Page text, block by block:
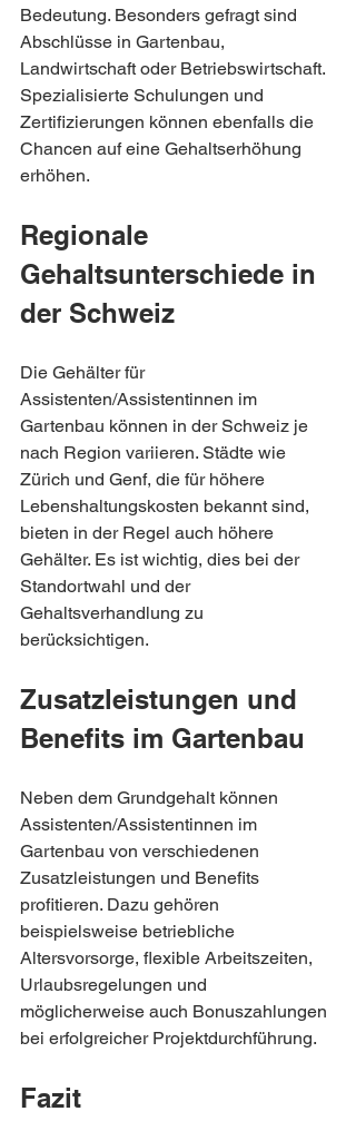
Bedeutung. Besonders gefragt sind
Abschlüsse in Gartenbau,
Landwirtschaft oder Betriebswirtschaft.
Spezialisierte Schulungen und
Zertifizierungen können ebenfalls die
Chancen auf eine Gehaltserhöhung
erhöhen.
Regionale
Gehaltsunterschiede in
der Schweiz
Die Gehälter für
Assistenten/Assistentinnen im
Gartenbau können in der Schweiz je
nach Region variieren. Städte wie
Zürich und Genf, die für höhere
Lebenshaltungskosten bekannt sind,
bieten in der Regel auch höhere
Gehälter. Es ist wichtig, dies bei der
Standortwahl und der
Gehaltsverhandlung zu
berücksichtigen.
Zusatzleistungen und
Benefits im Gartenbau
Neben dem Grundgehalt können
Assistenten/Assistentinnen im
Gartenbau von verschiedenen
Zusatzleistungen und Benefits
profitieren. Dazu gehören
beispielsweise betriebliche
Altersvorsorge, flexible Arbeitszeiten,
Urlaubsregelungen und
möglicherweise auch Bonuszahlungen
bei erfolgreicher Projektdurchführung.
Fazit